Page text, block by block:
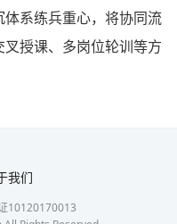
系练兵重心，将协同流
授课、多岗位轮训等方
我们
10120170013